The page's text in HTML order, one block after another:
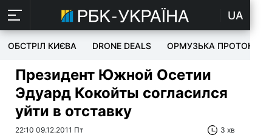
UA
ОБСТРІЛ КИЄВА DRONE DEALS ОРМУЗЬКА ПРОТОКА
Президент Южной Осетии
Эдуард Кокойты согласился
уйти в отставку
22:10 09.12.2011 Пт 3 хв